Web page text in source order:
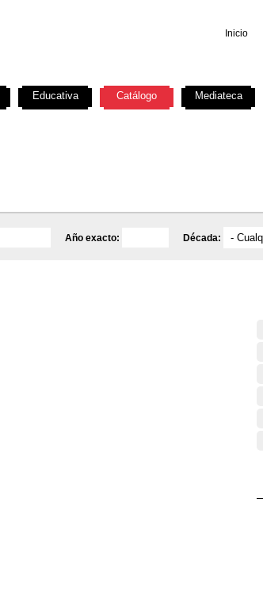
Inicio
Año exacto: Década:
Educativa Catálogo Mediateca